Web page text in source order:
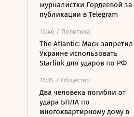
журналистки Гордеевой за
публикации в Telegram
16:46 / Политика
The Atlantic: Маск запретил
Украине использовать
Starlink для ударов по РФ
16:35 / Общество
Два человека погибли от
удара БПЛА по
многоквартирному дому в